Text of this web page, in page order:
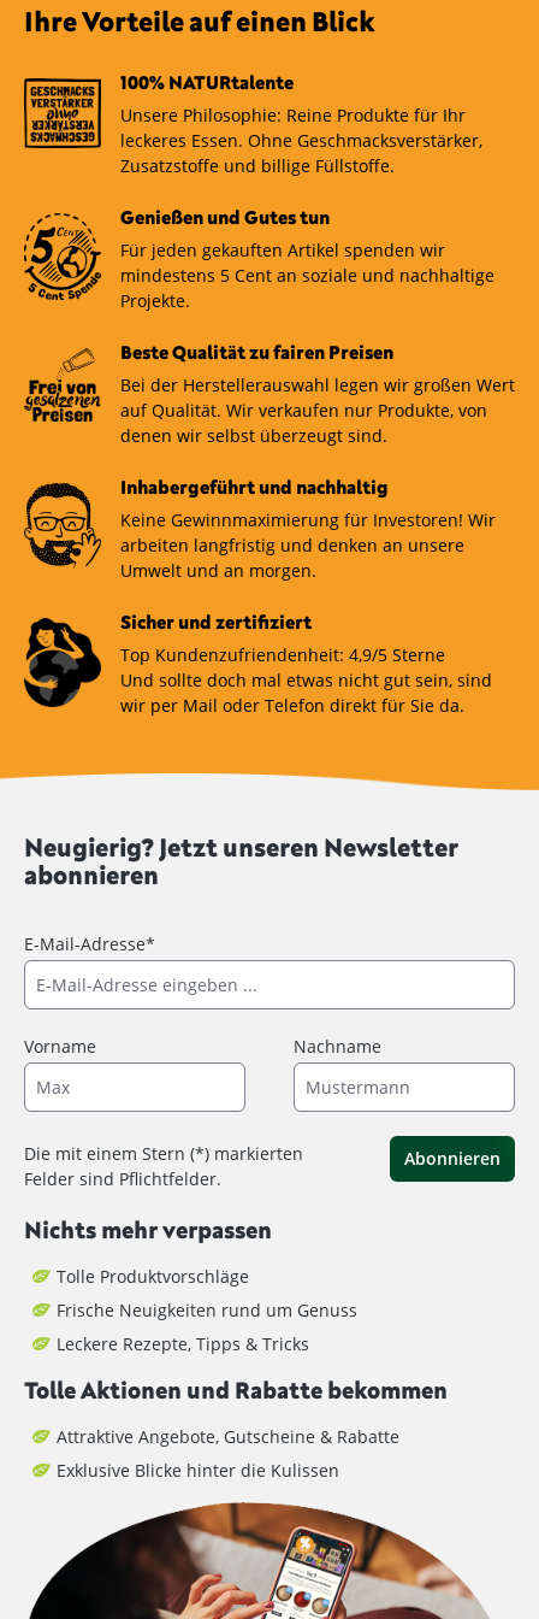
bietet. Der zusätzliche Kokosblütenzucker verleiht
der Schokolade eine feine, karamellartige Note, was
dunkler Schokolade macht.
Ihre Vorteile auf einen Blick
100% NATURtalente
Unsere Philosophie: Reine Produkte für Ihr
leckeres Essen. Ohne Geschmacksverstärker,
Zusatzstoffe und billige Füllstoffe.
Genießen und Gutes tun
Für jeden gekauften Artikel spenden wir
mindestens 5 Cent an soziale und nachhaltige
Projekte.
Beste Qualität zu fairen Preisen
Bei der Herstellerauswahl legen wir großen Wert
auf Qualität. Wir verkaufen nur Produkte, von
denen wir selbst überzeugt sind.
Inhabergeführt und nachhaltig
Keine Gewinnmaximierung für Investoren! Wir
arbeiten langfristig und denken an unsere
Umwelt und an morgen.
Sicher und zertifiziert
Top Kundenzufriendenheit: 4,9/5 Sterne
Und sollte doch mal etwas nicht gut sein, sind
wir per Mail oder Telefon direkt für Sie da.
Neugierig? Jetzt unseren Newsletter
abonnieren
E-Mail-Adresse*
Vorname Nachname
Die mit einem Stern (*) markierten
Felder sind Pflichtfelder.
Abonnieren
Nichts mehr verpassen
Tolle Produktvorschläge
Frische Neuigkeiten rund um Genuss
Leckere Rezepte, Tipps & Tricks
Tolle Aktionen und Rabatte bekommen
Attraktive Angebote, Gutscheine & Rabatte
Exklusive Blicke hinter die Kulissen